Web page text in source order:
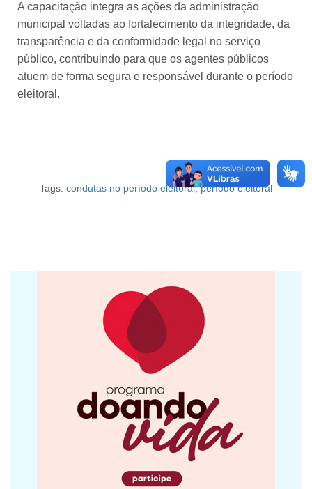
A capacitação integra as ações da administração
municipal voltadas ao fortalecimento da integridade, da
transparência e da conformidade legal no serviço
público, contribuindo para que os agentes públicos
atuem de forma segura e responsável durante o período
eleitoral.
Tags: condutas no período eleitoral,período eleitoral